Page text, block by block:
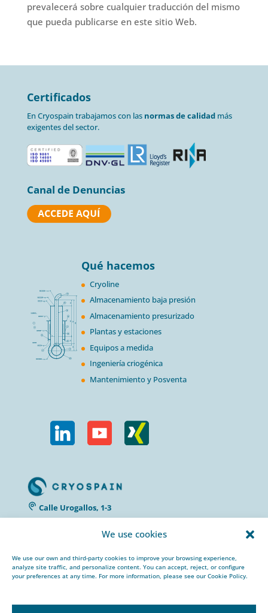
We use cookies
We use our own and third-party cookies to improve your browsing experience,
analyze site traffic, and personalize content. You can accept, reject, or configure
your preferences at any time. For more information, please see our Cookie Policy.
prevalecerá sobre cualquier traducción del mismo
que pueda publicarse en este sitio Web.
Certificados
En Cryospain trabajamos con las normas de calidadmás
exigentes del sector.
Canal de Denuncias
Qué hacemos
Cryoline
Almacenamiento baja presión
Almacenamiento presurizado
Plantas y estaciones
Equipos a medida
Ingeniería criogénica
Mantenimiento y Posventa
Calle Urogallos, 1-3
P.I. El Cascajal 28320
+34 912 959 367
cryospain@cryospain.com